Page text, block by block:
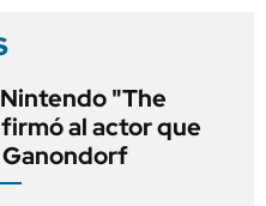
"The
al actor que